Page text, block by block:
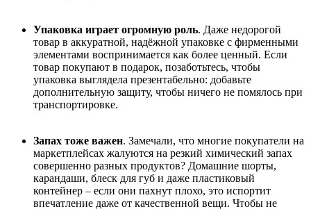
Упаковка играет огромную роль. Даже недорогой
товар в аккуратной, надёжной упаковке с фирменными
элементами воспринимается как более ценный. Если
товар покупают в подарок, позаботьтесь, чтобы
упаковка выглядела презентабельно: добавьте
дополнительную защиту, чтобы ничего не помялось при
транспортировке.
Запах тоже важен. Замечали, что многие покупатели на
маркетплейсах жалуются на резкий химический запах
совершенно разных продуктов? Домашние шорты,
карандаши, блеск для губ и даже пластиковый
контейнер – если они пахнут плохо, это испортит
впечатление даже от качественной вещи. Чтобы не